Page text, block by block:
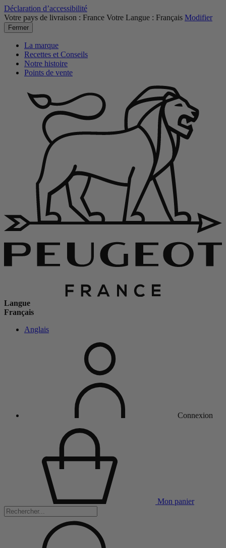
Déclaration d’accessibilité
Votre pays de livraison : France Votre Langue : Français Modifier
Fermer
La marque
Recettes et Conseils
Notre histoire
Points de vente
Langue
Français
Anglais
Connexion
Mon panier